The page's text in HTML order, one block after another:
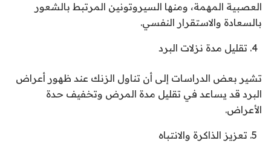
العصبية المهمة، ومنها السيروتونين المرتبط بالشعور
بالسعادة والاستقرار النفسي.
تقليل مدة نزلات البرد
تشير بعض الدراسات إلى أن تناول الزنك عند ظهور أعراض
البرد قد يساعد في تقليل مدة المرض وتخفيف حدة
الأعراض.
تعزيز الذاكرة والانتباه